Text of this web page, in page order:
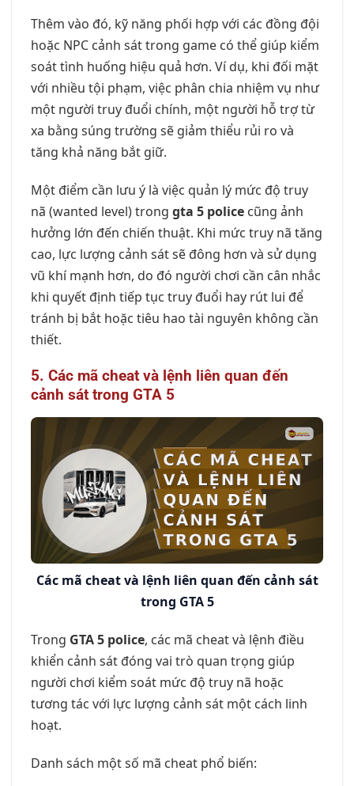
Thêm vào đó, kỹ năng phối hợp với các đồng đội
hoặc NPC cảnh sát trong game có thể giúp kiểm
soát tình huống hiệu quả hơn. Ví dụ, khi đối mặt
với nhiều tội phạm, việc phân chia nhiệm vụ như
một người truy đuổi chính, một người hỗ trợ từ
xa bằng súng trường sẽ giảm thiểu rủi ro và
tăng khả năng bắt giữ.
Một điểm cần lưu ý là việc quản lý mức độ truy
nã (wanted level) trong gta 5 police cũng ảnh
hưởng lớn đến chiến thuật. Khi mức truy nã tăng
cao, lực lượng cảnh sát sẽ đông hơn và sử dụng
vũ khí mạnh hơn, do đó người chơi cần cân nhắc
khi quyết định tiếp tục truy đuổi hay rút lui để
tránh bị bắt hoặc tiêu hao tài nguyên không cần
thiết.
5. Các mã cheat và lệnh liên quan đến
cảnh sát trong GTA 5
Các mã cheat và lệnh liên quan đến cảnh sát
trong GTA 5
Trong GTA 5 police, các mã cheat và lệnh điều
khiển cảnh sát đóng vai trò quan trọng giúp
người chơi kiểm soát mức độ truy nã hoặc
tương tác với lực lượng cảnh sát một cách linh
hoạt.
Danh sách một số mã cheat phổ biến: